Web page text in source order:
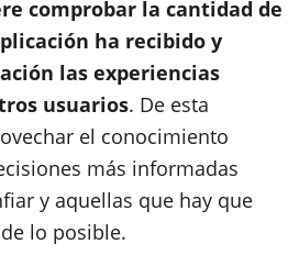
comprobar la cantidad de
ha recibido y
las experiencias
usuarios. De esta
el conocimiento
más informadas
y aquellas que hay que
lo posible.